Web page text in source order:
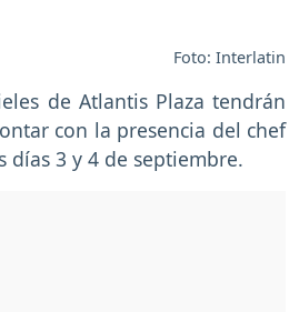
Foto: Interlatin
de Atlantis Plaza tendrán
con la presencia del chef
días 3 y 4 de septiembre.